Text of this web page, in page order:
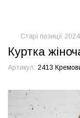
Старі позиції 2024
Куртка
Артикул: 2413